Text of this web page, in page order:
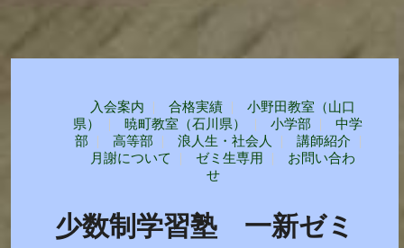
入会案内 合格実績
小野田教室（山口
県）
暁町教室（石川県） 小学部
中学
部
高等部 浪人生・社会人
講師紹介
月謝について
ゼミ生専用
お問い合わ
せ
少数制学習塾 一新ゼミ